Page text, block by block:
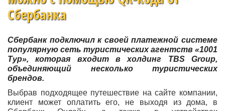
Сбербанка
Сбербанк подключил к своей платежной системе
популярную сеть туристических агентств «1001
Тур», которая входит в холдинг TBS Group,
объединяющий несколько туристических
брендов.
Выбрав подходящее путешествие на сайте компании,
клиент может оплатить его, не выходя из дома, в